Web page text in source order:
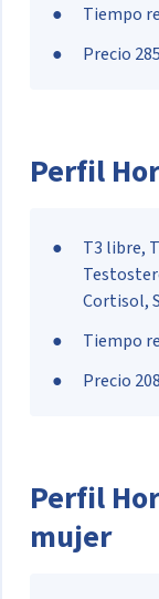
Tiempo
Precio
Perfil
T3 libre,
Cortisol,
Tiempo
Precio
Perfil
mujer